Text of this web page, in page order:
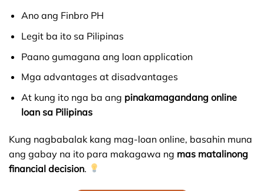
Ano ang Finbro PH
Legit ba ito sa Pilipinas
Paano gumagana ang loan application
Mga advantages at disadvantages
At kung ito nga ba ang pinakamagandang online
loan sa Pilipinas
Kung nagbabalak kang mag-loan online, basahin muna
ang gabay na ito para makagawa ng mas matalinong
financial decision.